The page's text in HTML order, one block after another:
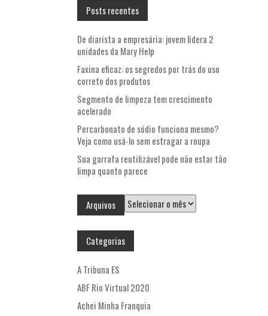
Posts recentes
De diarista a empresária: jovem lidera 2
unidades da Mary Help
Faxina eficaz: os segredos por trás do uso
correto dos produtos
Segmento de limpeza tem crescimento
acelerado
Percarbonato de sódio funciona mesmo?
Veja como usá-lo sem estragar a roupa
Sua garrafa reutilizável pode não estar tão
limpa quanto parece
Arquivos Arquivos
Categorias
A Tribuna ES
ABF Rio Virtual 2020
Achei Minha Franquia